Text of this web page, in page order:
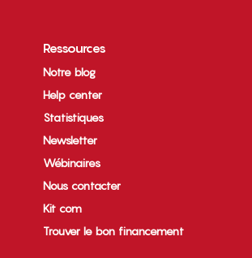
Ressources
Notre blog
Help center
Statistiques
Newsletter
Wébinaires
Nous contacter
Kit com
Trouver le bon financement